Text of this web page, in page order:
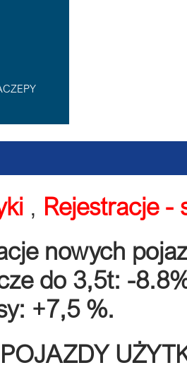
, Rejestracje -
nowych
do 3,5t: -
+7,5 %.